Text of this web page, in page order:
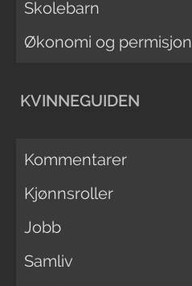
Skolebarn
Økonomi og permisjon
KVINNEGUIDEN
Kommentarer
Kjønnsroller
Jobb
Samliv